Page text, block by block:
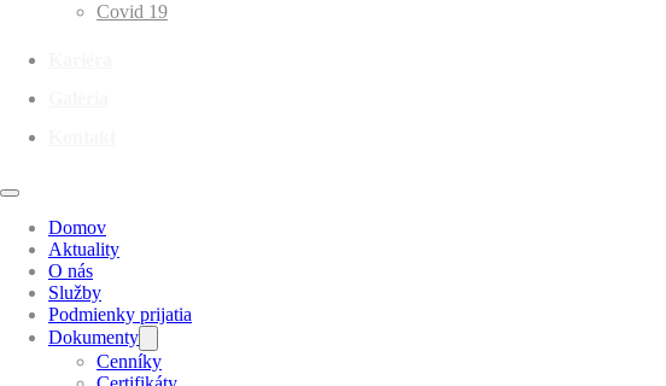
Covid 19
Domov
Aktuality
O nás
Služby
Podmienky prijatia
Dokumenty
Cenníky